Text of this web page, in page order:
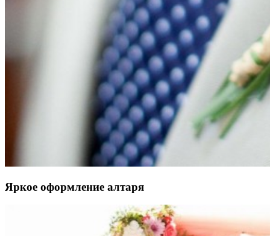
Яркое оформление алтаря